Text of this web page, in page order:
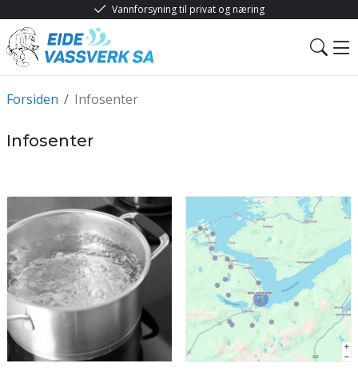
Vannforsyning til privat og næring
/
Forsiden Infosenter
Infosenter